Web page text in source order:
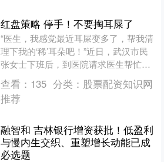
红盘策略 停手！不要掏耳屎了
“医生，我感觉最近耳屎变多了，帮我清
理下我的‘稀’耳朵吧！”近日，武汉市民
张女士下班后，到医院请求医生帮忙掏
一掏耳朵。 张女士常说自己是个“稀耳
朵”，由于耳屎很....
查看： 135 分类： 股票配资知识网
推荐
融智和 吉林银行增资获批！低盈利
与慢内生交织、重塑增长动能已成
必选题